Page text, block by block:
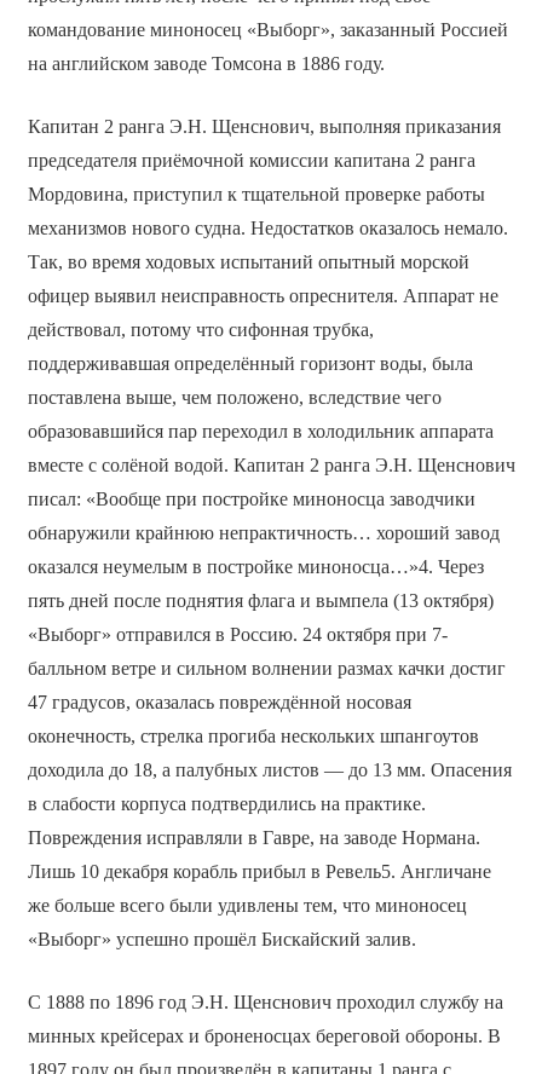
командование миноносец «Выборг», заказанный Россией
на английском заводе Томсона в 1886 году.
Капитан 2 ранга Э.Н. Щенснович, выполняя приказания
председателя приёмочной комиссии капитана 2 ранга
Мордовина, приступил к тщательной проверке работы
механизмов нового судна. Недостатков оказалось немало.
Так, во время ходовых испытаний опытный морской
офицер выявил неисправность опреснителя. Аппарат не
действовал, потому что сифонная трубка,
поддерживавшая определённый горизонт воды, была
поставлена выше, чем положено, вследствие чего
образовавшийся пар переходил в холодильник аппарата
вместе с солёной водой. Капитан 2 ранга Э.Н. Щенснович
писал: «Вообще при постройке миноносца заводчики
обнаружили крайнюю непрактичность… хороший завод
оказался неумелым в постройке миноносца…»4. Через
пять дней после поднятия флага и вымпела (13 октября)
«Выборг» отправился в Россию. 24 октября при 7-
балльном ветре и сильном волнении размах качки достиг
47 градусов, оказалась повреждённой носовая
оконечность, стрелка прогиба нескольких шпангоутов
доходила до 18, а палубных листов — до 13 мм. Опасения
в слабости корпуса подтвердились на практике.
Повреждения исправляли в Гавре, на заводе Нормана.
Лишь 10 декабря корабль прибыл в Ревель5. Англичане
же больше всего были удивлены тем, что миноносец
«Выборг» успешно прошёл Бискайский залив.
С 1888 по 1896 год Э.Н. Щенснович проходил службу на
минных крейсерах и броненосцах береговой обороны. В
1897 году он был произведён в капитаны 1 ранга с